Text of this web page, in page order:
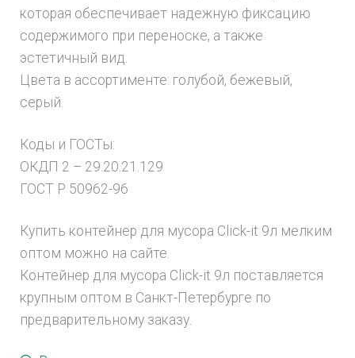
которая обеспечивает надежную фиксацию
содержимого при переноске, а также
эстетичный вид.
Цвета в ассортименте: голубой, бежевый,
серый.
Коды и ГОСТы:
ОКДП 2 – 29.20.21.129
ГОСТ Р 50962-96
Купить контейнер для мусора Click-it 9л мелким
оптом можно на сайте.
Контейнер для мусора Click-it 9л поставляется
крупным оптом в Санкт-Петербурге по
предварительному заказу.